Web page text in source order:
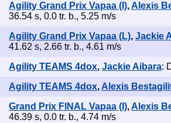
Agility Grand Prix Vapaa (I),Alexis
36.54 s, 0.0 tr. b., 5.25 m/s
Agility Grand Prix Vapaa (L), Jackie
41.62 s, 2.66 tr. b., 4.61 m/s
Agility TEAMS 4dox, Jackie Aibara:
Agility TEAMS 4dox, Alexis
Grand Prix FINAL Vapaa (I),Alexis
46.39 s, 0.0 tr. b., 4.74 m/s